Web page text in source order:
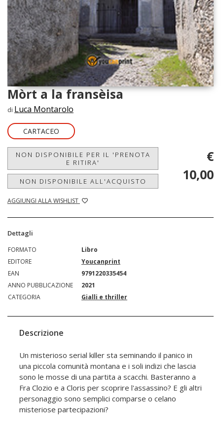
Mòrt a la fransèisa
di Luca Montarolo
CARTACEO
NON DISPONIBILE PER IL 'PRENOTA
E RITIRA'
NON DISPONIBILE ALL'ACQUISTO
AGGIUNGI ALLA WISHLIST
€
10,00
Dettagli
FORMATO
Libro
EDITORE
Youcanprint
EAN
9791220335454
ANNO PUBBLICAZIONE
2021
CATEGORIA
Gialli e thriller
Descrizione
Un misterioso serial killer sta seminando il panico in
una piccola comunità montana e i soli indizi che lascia
sono le mosse di una partita a scacchi. Basteranno a
Fra Clozio e a Cloris per scoprire l'assassino? E gli altri
personaggio sono semplici comparse o celano
misteriose partecipazioni?